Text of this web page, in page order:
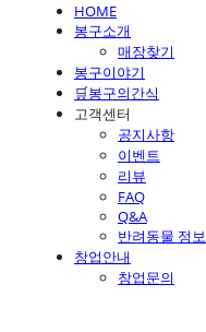
HOME
봉구소개
매장찾기
봉구이야기
🛒봉구의간식
고객센터
공지사항
이벤트
리뷰
FAQ
Q&A
반려동물 정보
창업안내
창업문의